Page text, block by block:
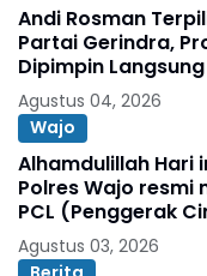
Andi Rosman
Partai Gerindra,
Dipimpin
Agustus 04, 2026
Wajo
Alhamdulillah Hari
Polres Wajo resmi
PCL (Penggerak
Agustus 03, 2026